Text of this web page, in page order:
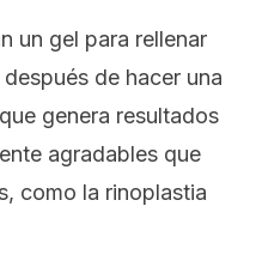
un gel para rellenar
de hacer una
genera resultados
agradables que
como la rinoplastia